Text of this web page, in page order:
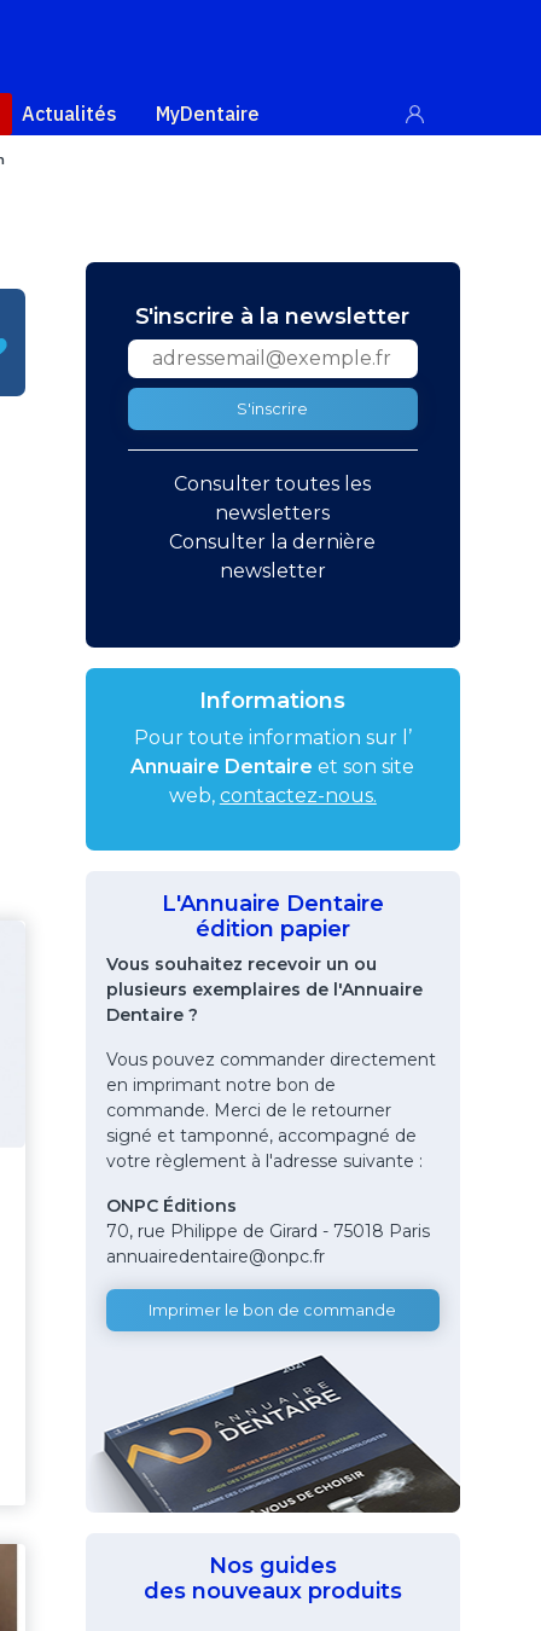
Actualités MyDentaire
S'inscrire à la newsletter
S'inscrire
Consulter toutes les
newsletters
Consulter la dernière
newsletter
Informations
Pour toute information sur l’
Annuaire Dentaire et son site
web, contactez-nous.
L'Annuaire Dentaire
édition papier
Vous souhaitez recevoir un ou
plusieurs exemplaires de l'Annuaire
Dentaire ?
Vous pouvez commander directement
en imprimant notre bon de
commande. Merci de le retourner
signé et tamponné, accompagné de
votre règlement à l'adresse suivante :
ONPC Éditions
70, rue Philippe de Girard - 75018 Paris
annuairedentaire@onpc.fr
Imprimer le bon de commande
Nos guides
des nouveaux produits